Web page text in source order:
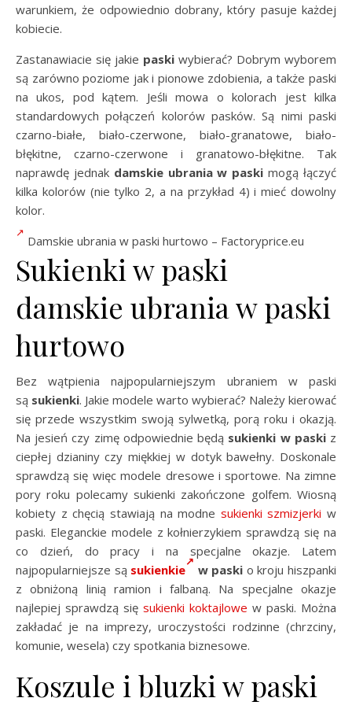
warunkiem, że odpowiednio dobrany, który pasuje każdej
kobiecie.
Zastanawiacie się jakie paski wybierać? Dobrym wyborem
są zarówno poziome jak i pionowe zdobienia, a także paski
na ukos, pod kątem. Jeśli mowa o kolorach jest kilka
standardowych połączeń kolorów pasków. Są nimi paski
czarno-białe, biało-czerwone, biało-granatowe, biało-
błękitne, czarno-czerwone i granatowo-błękitne. Tak
naprawdę jednak damskie ubrania w paski mogą łączyć
kilka kolorów (nie tylko 2, a na przykład 4) i mieć dowolny
kolor.
Damskie ubrania w paski hurtowo – Factoryprice.eu
Sukienki w paski
damskie ubrania w paski
hurtowo
Bez wątpienia najpopularniejszym ubraniem w paski
są sukienki. Jakie modele warto wybierać? Należy kierować
się przede wszystkim swoją sylwetką, porą roku i okazją.
Na jesień czy zimę odpowiednie będą sukienki w paskiz
ciepłej dzianiny czy miękkiej w dotyk bawełny. Doskonale
sprawdzą się więc modele dresowe i sportowe. Na zimne
pory roku polecamy sukienki zakończone golfem. Wiosną
kobiety z chęcią stawiają na modne sukienki szmizjerki w
paski. Eleganckie modele z kołnierzykiem sprawdzą się na
co dzień, do pracy i na specjalne okazje. Latem
najpopularniejsze są sukienkie w paski o kroju hiszpanki
z obniżoną linią ramion i falbaną. Na specjalne okazje
najlepiej sprawdzą się sukienki koktajlowe w paski. Można
zakładać je na imprezy, uroczystości rodzinne (chrzciny,
komunie, wesela) czy spotkania biznesowe.
Koszule i bluzki w paski